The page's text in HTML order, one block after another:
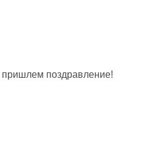
поздравление!